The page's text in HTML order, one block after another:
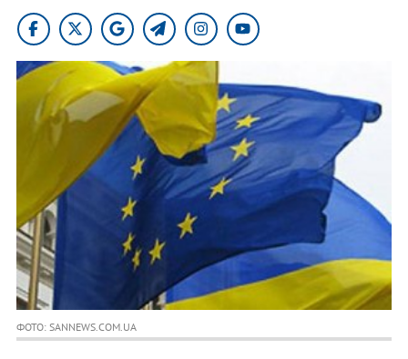
ФОТО: SANNEWS.COM.UA